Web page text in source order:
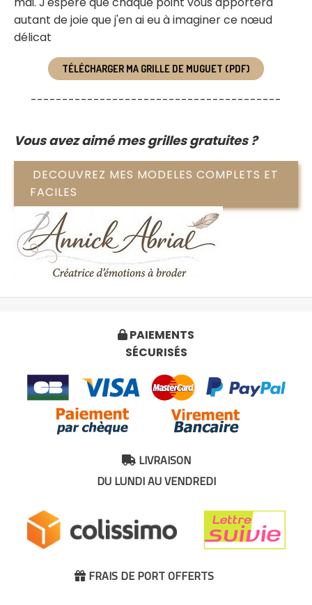
autant de joie que j'en ai eu à imaginer ce nœud
délicat
TÉLÉCHARGER MA GRILLE DE MUGUET (PDF)
----------------------------------------
Vous avez aimé mes grilles gratuites ?
DECOUVREZ MES MODELES COMPLETS ET
FACILES
 PAIEMENTS
SÉCURISÉS
LIVRAISON
DU LUNDI AU VENDREDI
 FRAIS DE PORT OFFERTS